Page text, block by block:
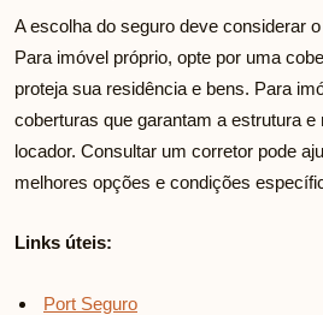
A escolha do seguro deve considerar
Para imóvel próprio, opte por uma
proteja sua residência e bens. Para
coberturas que garantam a estrutura
locador. Consultar um corretor pode
melhores opções e condições
Links úteis:
Port Seguro